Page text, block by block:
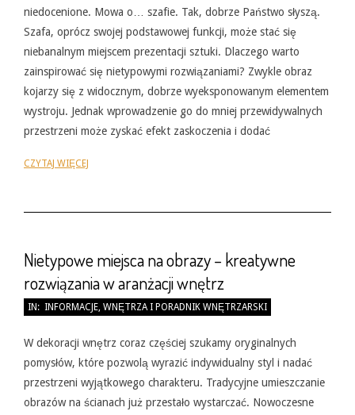
niedocenione. Mowa o… szafie. Tak, dobrze Państwo słyszą.
Szafa, oprócz swojej podstawowej funkcji, może stać się
niebanalnym miejscem prezentacji sztuki. Dlaczego warto
zainspirować się nietypowymi rozwiązaniami? Zwykle obraz
kojarzy się z widocznym, dobrze wyeksponowanym elementem
wystroju. Jednak wprowadzenie go do mniej przewidywalnych
przestrzeni może zyskać efekt zaskoczenia i dodać
CZYTAJ WIĘCEJ
Nietypowe miejsca na obrazy – kreatywne
rozwiązania w aranżacji wnętrz
2026-
31
IN: INFORMACJE, WNĘTRZA I PORADNIK WNĘTRZARSKI
W dekoracji wnętrz coraz częściej szukamy oryginalnych
pomysłów, które pozwolą wyrazić indywidualny styl i nadać
przestrzeni wyjątkowego charakteru. Tradycyjne umieszczanie
obrazów na ścianach już przestało wystarczać. Nowoczesne